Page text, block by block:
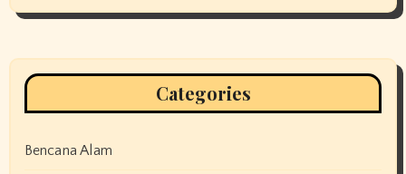
Categories
Bencana Alam